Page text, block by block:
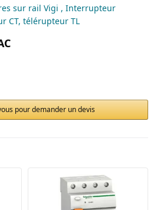
sur rail Vigi , Interrupteur
CT, télérupteur TL
pour demander un devis